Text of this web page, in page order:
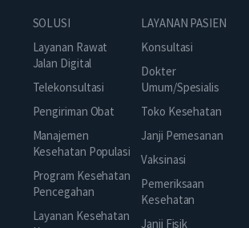
SOLUSI
Layanan Rawat
Jalan Digital
Telekonsultasi
Pengiriman Obat
Manajemen
Kesehatan Populasi
Program Kesehatan
Pencegahan
Layanan Kesehatan
LAYANAN PASIEN
Konsultasi
Dokter
Umum/Spesialis
Toko Kesehatan
Janji Pemesanan
Vaksinasi
Pemeriksaan
Kesehatan
Janji Fisik